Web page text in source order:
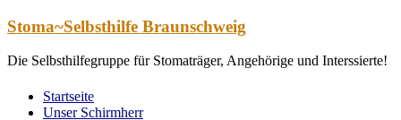
Zum
springen
Stoma~Selbsthilfe Braunschweig
Die Selbsthilfegruppe für Stomaträger, Angehörige und Interssierte!
Startseite
Unser Schirmherr